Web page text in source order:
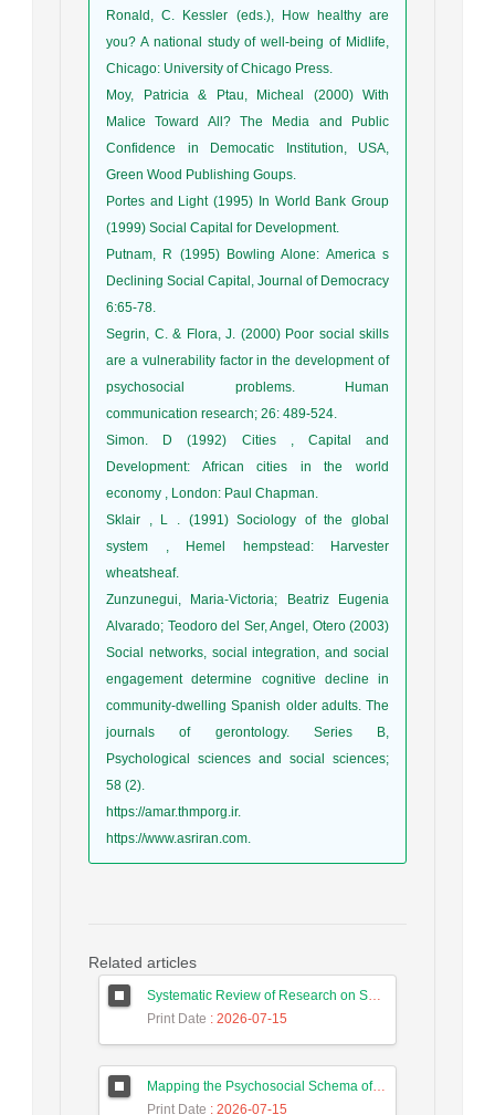
Ronald, C. Kessler (eds.), How healthy are
you? A national study of well-being of Midlife,
Chicago: University of Chicago Press.
Moy, Patricia & Ptau, Micheal (2000) With
Malice Toward All? The Media and Public
Confidence in Democatic Institution, USA,
Green Wood Publishing Goups.
Portes and Light (1995) In World Bank Group
(1999) Social Capital for Development.
Putnam, R (1995) Bowling Alone: America s
Declining Social Capital, Journal of Democracy
6:65-78.
Segrin, C. & Flora, J. (2000) Poor social skills
are a vulnerability factor in the development of
psychosocial problems. Human
communication research; 26: 489-524.
Simon. D (1992) Cities , Capital and
Development: African cities in the world
economy , London: Paul Chapman.
Sklair , L . (1991) Sociology of the global
system , Hemel hempstead: Harvester
wheatsheaf.
Zunzunegui, Maria-Victoria; Beatriz Eugenia
Alvarado; Teodoro del Ser, Angel, Otero (2003)
Social networks, social integration, and social
engagement determine cognitive decline in
community-dwelling Spanish older adults. The
journals of gerontology. Series B,
Psychological sciences and social sciences;
58 (2).
https://amar.thmporg.ir.
https://www.asriran.com.
Related articles
Systematic Review of Research on Suicide in Iran
Print Date : 2026-07-15
Mapping the Psychosocial Schema of Suicide Attempts
Print Date : 2026-07-15